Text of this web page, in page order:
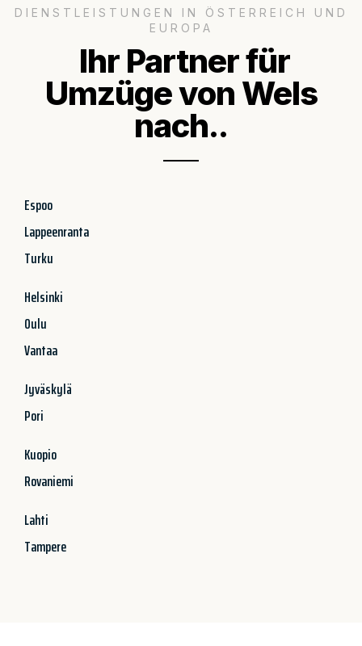
DIENSTLEISTUNGEN IN ÖSTERREICH UND
EUROPA
Ihr Partner für
Umzüge von Wels
nach..
Espoo
Lappeenranta
Turku
Helsinki
Oulu
Vantaa
Jyväskylä
Pori
Kuopio
Rovaniemi
Lahti
Tampere